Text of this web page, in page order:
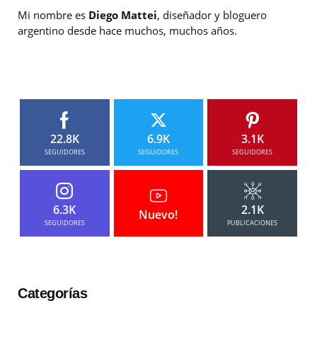
Mi nombre es Diego Mattei, diseñador y bloguero
argentino desde hace muchos, muchos años.
22.8K
SEGUIDORES
6.9K
SEGUIDORES
3.1K
SEGUIDORES
6.3K
SEGUIDORES
Nuevo! 2.1K
PUBLICACIONES
Categorías